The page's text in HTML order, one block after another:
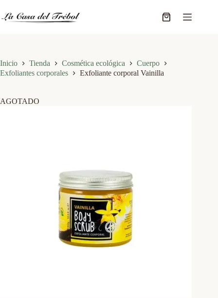
contenido
Carro
Inicio Tienda Cosmética ecológica
Cuerpo
Exfoliantes corporales
Exfoliante corporal Vainilla
AGOTADO